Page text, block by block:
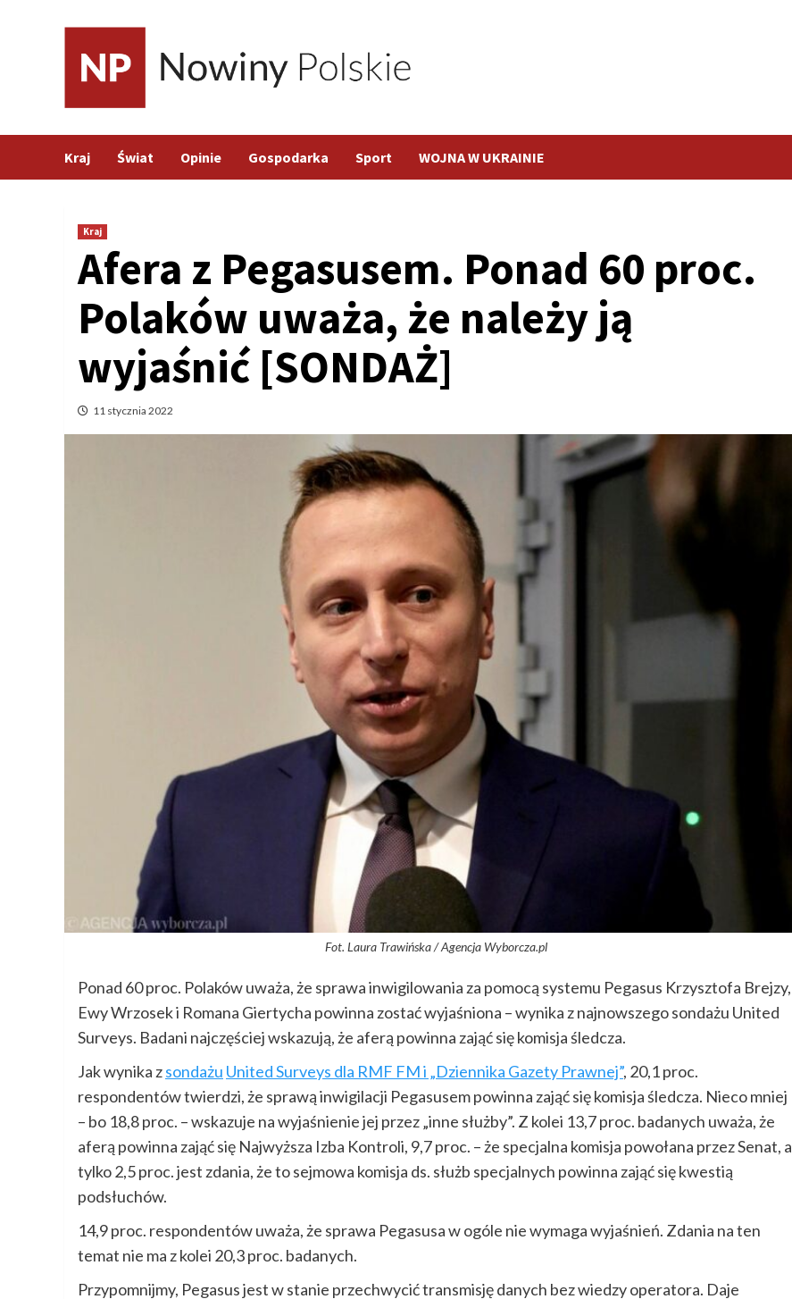
Kraj Świat Opinie Gospodarka Sport WOJNA W UKRAINIE
Kraj
Afera z Pegasusem. Ponad 60 proc.
Polaków uważa, że należy ją
wyjaśnić [SONDAŻ]
11 stycznia 2022
Fot. Laura Trawińska / Agencja Wyborcza.pl
Ponad 60 proc. Polaków uważa, że sprawa inwigilowania za pomocą systemu Pegasus Krzysztofa Brejzy,
Ewy Wrzosek i Romana Giertycha powinna zostać wyjaśniona – wynika z najnowszego sondażu United
Surveys. Badani najczęściej wskazują, że aferą powinna zająć się komisja śledcza.
Jak wynika zsondażu United Surveys dla RMF FM i „Dziennika Gazety Prawnej”, 20,1 proc.
respondentów twierdzi, że sprawą inwigilacji Pegasusem powinna zająć się komisja śledcza. Nieco mniej
– bo 18,8 proc. – wskazuje na wyjaśnienie jej przez „inne służby”. Z kolei 13,7 proc. badanych uważa, że
aferą powinna zająć się Najwyższa Izba Kontroli, 9,7 proc. – że specjalna komisja powołana przez Senat, a
tylko 2,5 proc. jest zdania, że to sejmowa komisja ds. służb specjalnych powinna zająć się kwestią
podsłuchów.
14,9 proc. respondentów uważa, że sprawa Pegasusa w ogóle nie wymaga wyjaśnień. Zdania na ten
temat nie ma z kolei 20,3 proc. badanych.
Przypomnijmy, Pegasus jest w stanie przechwycić transmisję danych bez wiedzy operatora. Daje